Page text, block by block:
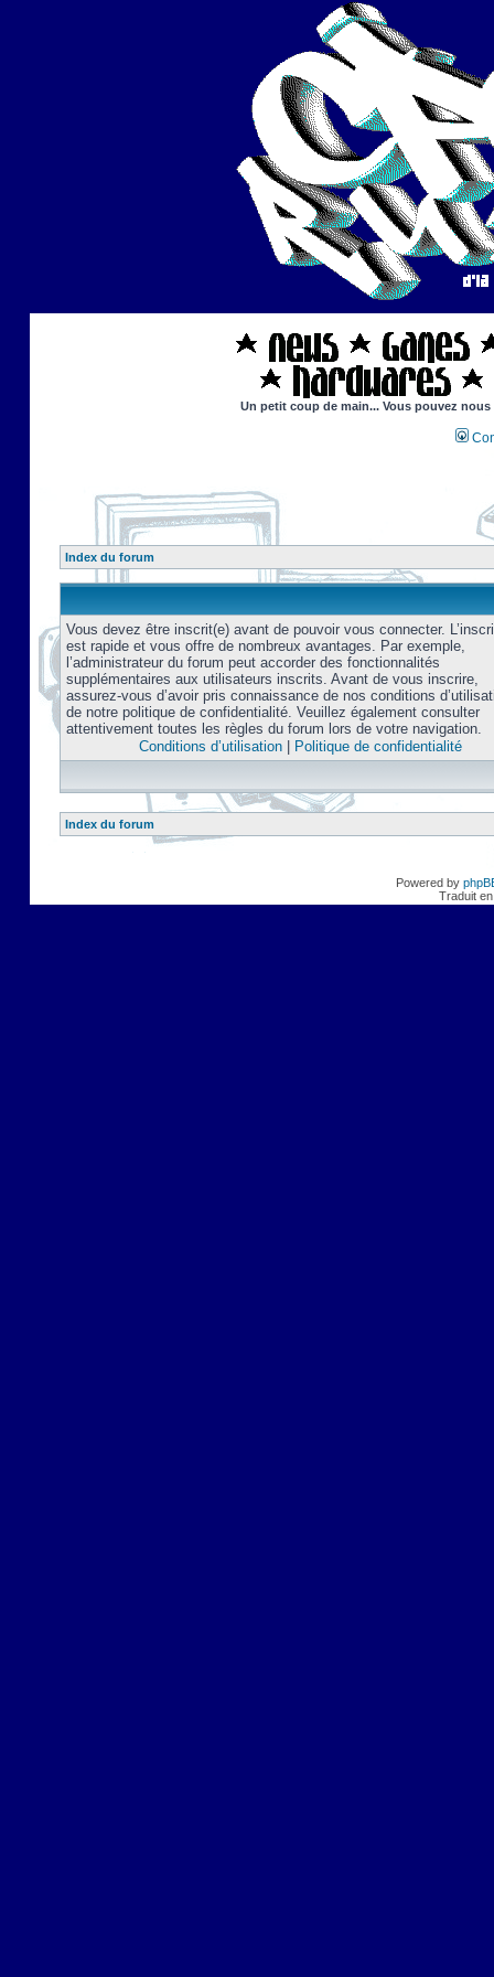
Un petit coup de main... Vous pouvez
Index du forum
Vous devez être inscrit(e) avant de pouvoir vous connecter.
est rapide et vous offre de nombreux avantages. Par exemple,
l’administrateur du forum peut accorder des fonctionnalités
supplémentaires aux utilisateurs inscrits. Avant de vous inscrire,
assurez-vous d’avoir pris connaissance de nos conditions
de notre politique de confidentialité. Veuillez également consulter
attentivement toutes les règles du forum lors de votre navigation.
Conditions d’utilisation| Politique de confidentialité
Index du forum
Powered by
Traduit